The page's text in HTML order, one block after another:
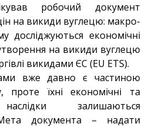
робочий документ
на викиди вуглецю: макро-
досліджуються економічні
на викиди вуглецю
викидами ЄС (EU ETS).
вже давно є частиною
проте їхні економічні та
залишаються
документа – надати